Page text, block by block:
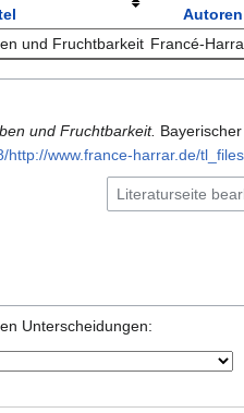
Autoren
und Fruchtbarkeit Francé-
und Fruchtbarkeit.
​/​www.​france-harrar.​de/​
Unterscheidungen: